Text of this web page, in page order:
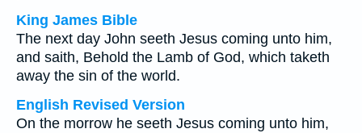
King James Bible
The next day John seeth Jesus coming unto him,
and saith, Behold the Lamb of God, which taketh
away the sin of the world.
English Revised Version
On the morrow he seeth Jesus coming unto him,